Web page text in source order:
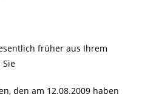
früher aus Ihrem
Sie
den am 12.08.2009 haben